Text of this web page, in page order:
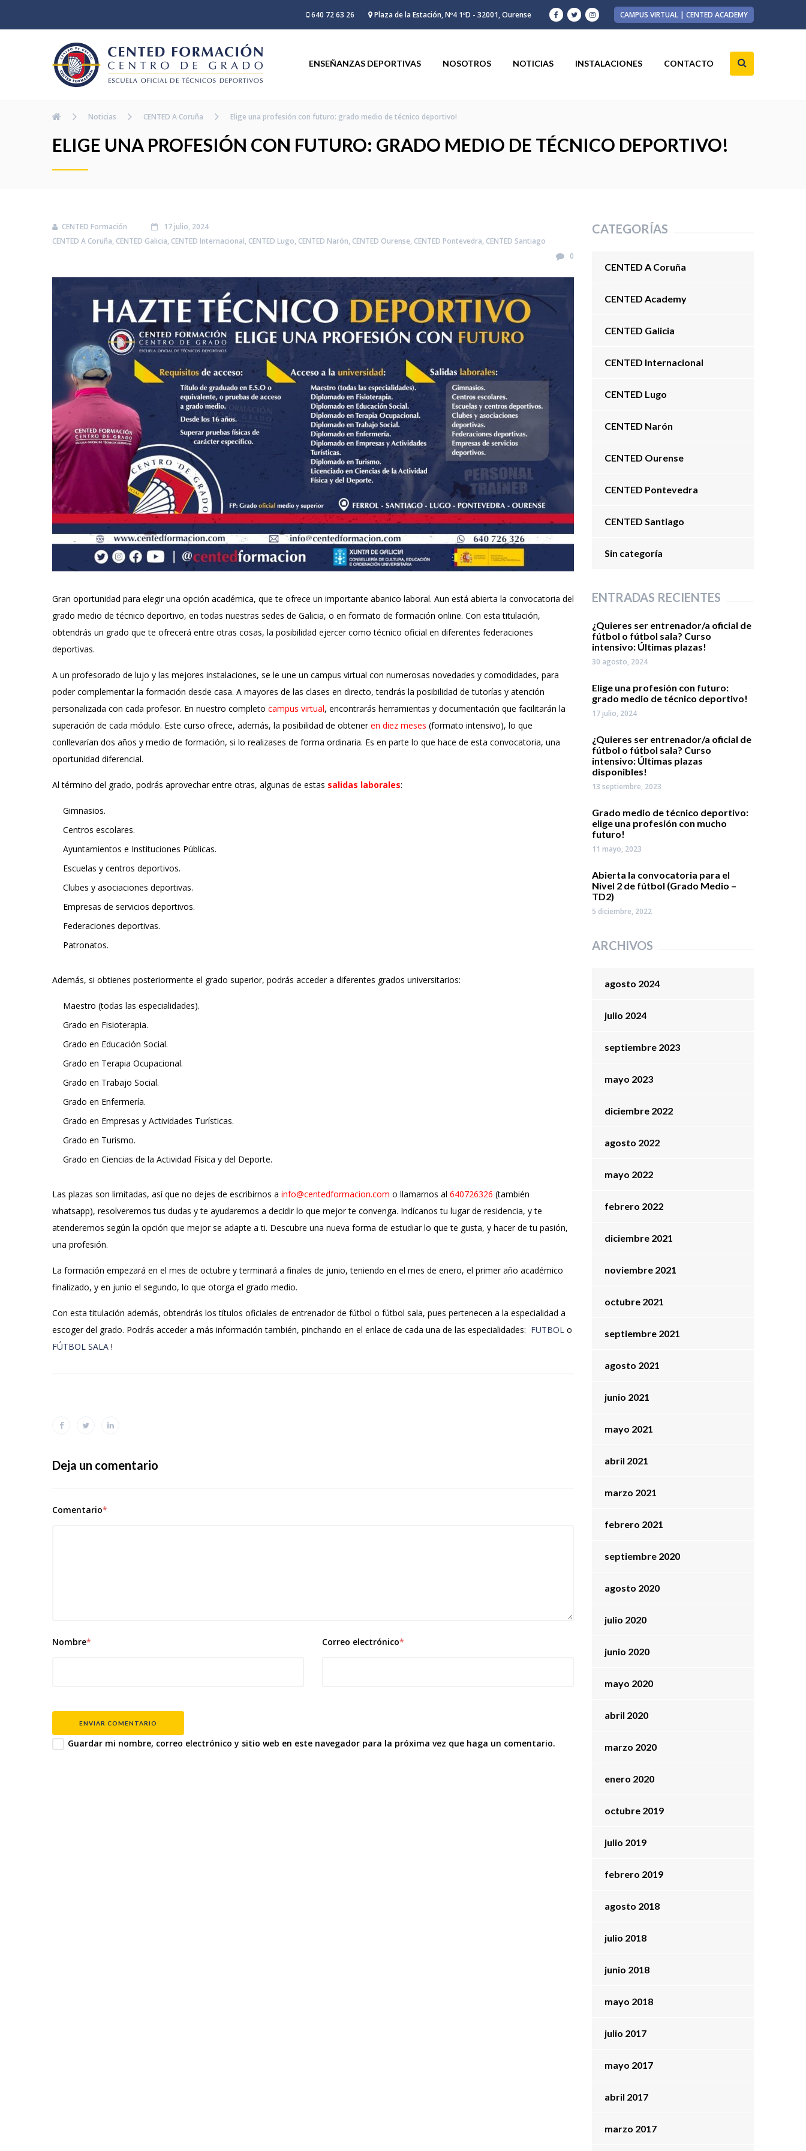
640 72 63 26 Plaza de la Estación, Nº4 1ºD - 32001, Ourense CAMPUS VIRTUAL | CENTED ACADEMY
ENSEÑANZAS DEPORTIVAS NOSOTROS NOTICIAS INSTALACIONES CONTACTO
Noticias CENTED A Coruña Elige una profesión con futuro: grado medio de técnico deportivo!
ELIGE UNA PROFESIÓN CON FUTURO: GRADO MEDIO DE TÉCNICO DEPORTIVO!
CENTED Formación
17 julio, 2024
CENTED A Coruña, CENTED Galicia, CENTED Internacional, CENTED Lugo, CENTED Narón, CENTED Ourense, CENTED Pontevedra, CENTED Santiago
0
Gran oportunidad para elegir una opción académica, que te ofrece un importante abanico laboral. Aun está abierta la convocatoria del
grado medio de técnico deportivo, en todas nuestras sedes de Galicia, o en formato de formación online. Con esta titulación,
obtendrás un grado que te ofrecerá entre otras cosas, la posibilidad ejercer como técnico oficial en diferentes federaciones
deportivas.
A un profesorado de lujo y las mejores instalaciones, se le une un campus virtual con numerosas novedades y comodidades, para
poder complementar la formación desde casa. A mayores de las clases en directo, tendrás la posibilidad de tutorías y atención
personalizada con cada profesor. En nuestro completo campus virtual, encontrarás herramientas y documentación que facilitarán la
superación de cada módulo. Este curso ofrece, además, la posibilidad de obteneren diez meses (formato intensivo), lo que
conllevarían dos años y medio de formación, si lo realizases de forma ordinaria. Es en parte lo que hace de esta convocatoria, una
oportunidad diferencial.
Al término del grado, podrás aprovechar entre otras, algunas de estas salidas laborales:
Gimnasios.
Centros escolares.
Ayuntamientos e Instituciones Públicas.
Escuelas y centros deportivos.
Clubes y asociaciones deportivas.
Empresas de servicios deportivos.
Federaciones deportivas.
Patronatos.
Además, si obtienes posteriormente el grado superior, podrás acceder a diferentes grados universitarios:
Maestro (todas las especialidades).
Grado en Fisioterapia.
Grado en Educación Social.
Grado en Terapia Ocupacional.
Grado en Trabajo Social.
Grado en Enfermería.
Grado en Empresas y Actividades Turísticas.
Grado en Turismo.
Grado en Ciencias de la Actividad Física y del Deporte.
Las plazas son limitadas, así que no dejes de escribirnos a info@centedformacion.com o llamarnos al 640726326 (también
whatsapp), resolveremos tus dudas y te ayudaremos a decidir lo que mejor te convenga. Indícanos tu lugar de residencia, y te
atenderemos según la opción que mejor se adapte a ti. Descubre una nueva forma de estudiar lo que te gusta, y hacer de tu pasión,
una profesión.
La formación empezará en el mes de octubre y terminará a finales de junio, teniendo en el mes de enero, el primer año académico
finalizado, y en junio el segundo, lo que otorga el grado medio.
Con esta titulación además, obtendrás los títulos oficiales de entrenador de fútbol o fútbol sala, pues pertenecen a la especialidad a
escoger del grado. Podrás acceder a más información también, pinchando en el enlace de cada una de las especialidades: FUTBOL o
FÚTBOL SALA !
Deja un comentario
Comentario*
Nombre* Correo electrónico*
ENVIAR COMENTARIO
Guardar mi nombre, correo electrónico y sitio web en este navegador para la próxima vez que haga un comentario.
CATEGORÍAS
CENTED A Coruña
CENTED Academy
CENTED Galicia
CENTED Internacional
CENTED Lugo
CENTED Narón
CENTED Ourense
CENTED Pontevedra
CENTED Santiago
Sin categoría
ENTRADAS RECIENTES
¿Quieres ser entrenador/a oficial de
fútbol o fútbol sala? Curso
intensivo: Últimas plazas!
30 agosto, 2024
Elige una profesión con futuro:
grado medio de técnico deportivo!
17 julio, 2024
¿Quieres ser entrenador/a oficial de
fútbol o fútbol sala? Curso
intensivo: Últimas plazas
disponibles!
13 septiembre, 2023
Grado medio de técnico deportivo:
elige una profesión con mucho
futuro!
11 mayo, 2023
Abierta la convocatoria para el
Nivel 2 de fútbol (Grado Medio –
TD2)
5 diciembre, 2022
ARCHIVOS
agosto 2024
julio 2024
septiembre 2023
mayo 2023
diciembre 2022
agosto 2022
mayo 2022
febrero 2022
diciembre 2021
noviembre 2021
octubre 2021
septiembre 2021
agosto 2021
junio 2021
mayo 2021
abril 2021
marzo 2021
febrero 2021
septiembre 2020
agosto 2020
julio 2020
junio 2020
mayo 2020
abril 2020
marzo 2020
enero 2020
octubre 2019
julio 2019
febrero 2019
agosto 2018
julio 2018
junio 2018
mayo 2018
julio 2017
mayo 2017
abril 2017
marzo 2017